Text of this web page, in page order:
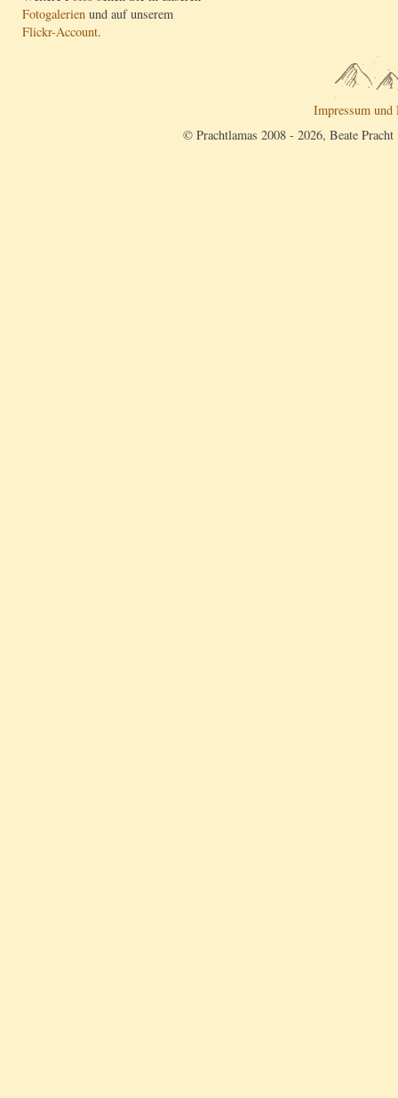
Fotogalerien und auf unserem
Flickr-Account.
Impressum und
© Prachtlamas 2008 - 2026, Beate Pracht